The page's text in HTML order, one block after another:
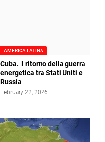
AMERICA LATINA
Cuba. Il ritorno della guerra
energetica tra Stati Uniti e
Russia
February 22, 2026